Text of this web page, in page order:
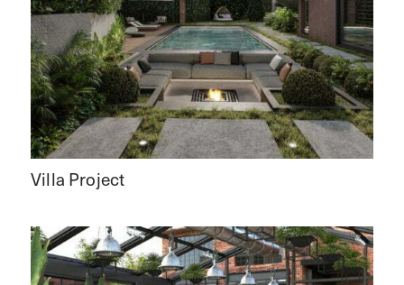
Villa Project